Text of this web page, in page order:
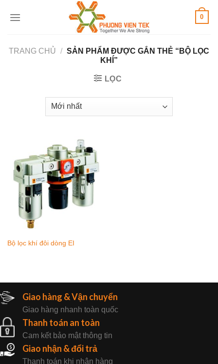
0
TRANG CHỦ / SẢN PHẨM ĐƯỢC GẮN THẺ “BỘ LỌC
KHÍ”
LỌC
Bộ lọc khí đôi dòng EI
Giao hàng & Vận chuyển
Giao hàng nhanh toàn quốc
Thanh toán an toàn
Cam kết bảo mật thông tin
Giao nhận & đổi trả
Thanh toán khi nhận hàng